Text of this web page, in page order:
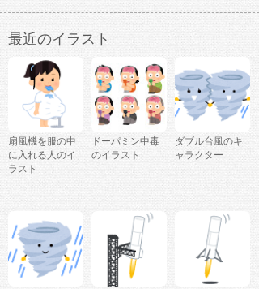
最近のイラスト
扇風機を服の中
に入れる人のイ
ラスト
ドーパミン中毒
のイラスト
ダブル台風のキ
ャラクター